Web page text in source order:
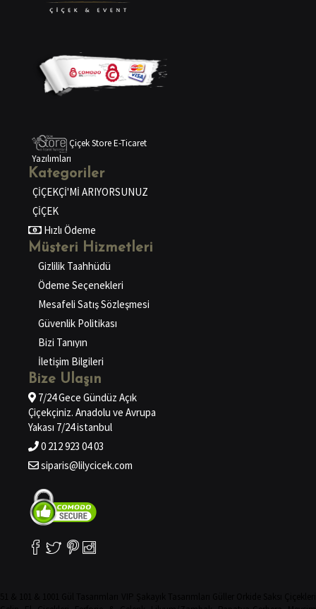
Çiçek Store E-Ticaret
Yazılımları
Kategoriler
ÇİÇEKÇİ'Mİ ARIYORSUNUZ
ÇİÇEK
Hızlı Ödeme
Müşteri Hizmetleri
Gizlilik Taahhüdü
Ödeme Seçenekleri
Mesafeli Satış Sözleşmesi
Güvenlik Politikası
Bizi Tanıyın
İletişim Bilgileri
Bize Ulaşın
7/24 Gece Gündüz Açık
Çiçekçiniz. Anadolu ve Avrupa
Yakası 7/24 istanbul
0 212 923 04 03
siparis@lilycicek.com